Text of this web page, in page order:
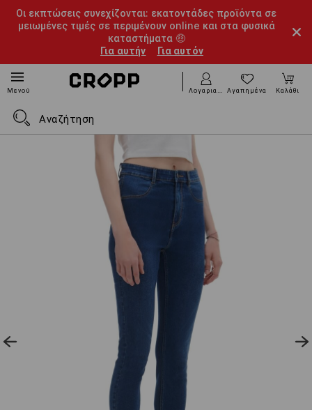
Οι εκπτώσεις συνεχίζονται: εκατοντάδες προϊόντα σε
μειωμένες τιμές σε περιμένουν online και στα φυσικά
καταστήματα 🤑
Για αυτήν
Για αυτόν
Μενού ΛογαριασμόςΑγαπημένα Καλάθι